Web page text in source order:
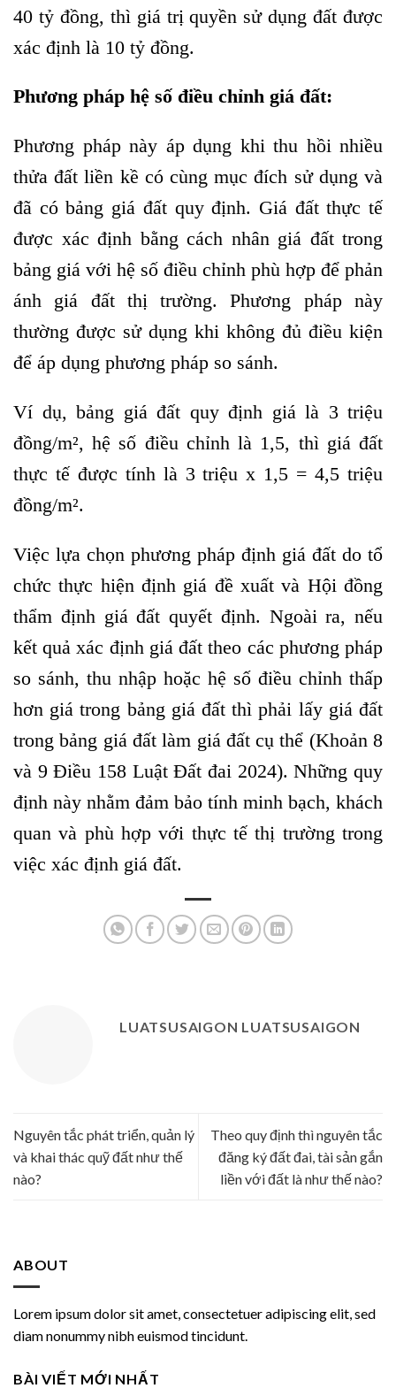
40 tỷ đồng, thì giá trị quyền sử dụng đất được
xác định là 10 tỷ đồng.
Phương pháp hệ số điều chỉnh giá đất:
Phương pháp này áp dụng khi thu hồi nhiều
thửa đất liền kề có cùng mục đích sử dụng và
đã có bảng giá đất quy định. Giá đất thực tế
được xác định bằng cách nhân giá đất trong
bảng giá với hệ số điều chỉnh phù hợp để phản
ánh giá đất thị trường. Phương pháp này
thường được sử dụng khi không đủ điều kiện
để áp dụng phương pháp so sánh.
Ví dụ, bảng giá đất quy định giá là 3 triệu
đồng/m², hệ số điều chỉnh là 1,5, thì giá đất
thực tế được tính là 3 triệu x 1,5 = 4,5 triệu
đồng/m².
Việc lựa chọn phương pháp định giá đất do tổ
chức thực hiện định giá đề xuất và Hội đồng
thẩm định giá đất quyết định. Ngoài ra, nếu
kết quả xác định giá đất theo các phương pháp
so sánh, thu nhập hoặc hệ số điều chỉnh thấp
hơn giá trong bảng giá đất thì phải lấy giá đất
trong bảng giá đất làm giá đất cụ thể (Khoản 8
và 9 Điều 158 Luật Đất đai 2024). Những quy
định này nhằm đảm bảo tính minh bạch, khách
quan và phù hợp với thực tế thị trường trong
việc xác định giá đất.
LUATSUSAIGON LUATSUSAIGON
Nguyên tắc phát triển, quản lý
và khai thác quỹ đất như thế
nào?
Theo quy định thì nguyên tắc
đăng ký đất đai, tài sản gắn
liền với đất là như thế nào?
ABOUT
Lorem ipsum dolor sit amet, consectetuer adipiscing elit, sed
diam nonummy nibh euismod tincidunt.
BÀI VIẾT MỚI NHẤT